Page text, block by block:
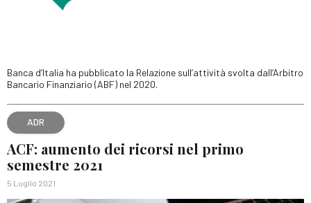
Banca d’Italia ha pubblicato la Relazione sull’attività svolta dall’Arbitro
Bancario Finanziario (ABF) nel 2020.
ADR
ACF: aumento dei ricorsi nel primo
semestre 2021
5 Luglio 2021